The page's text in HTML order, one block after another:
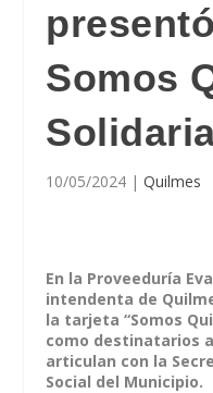
Somos
10/05/2024 |Quilmes
En la Proveeduría
intendenta de
la tarjeta “Somos
como destinatarios
articulan con la
Social del Municipio.